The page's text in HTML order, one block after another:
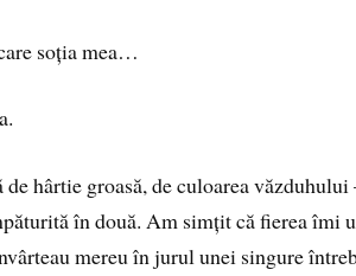
soția mea…
hârtie groasă, de culoarea
în două. Am simțit că fierea îmi
mereu în jurul unei singure